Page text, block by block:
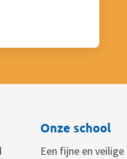
Onze school
Een fijne en veilige